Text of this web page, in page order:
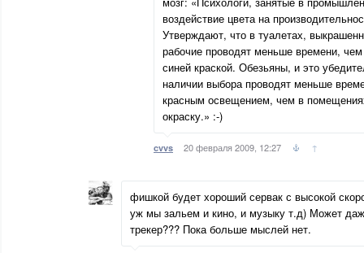
воздействие цвета на
Утверждают, что в туалетах,
рабочие проводят меньше времени,
синей краской. Обезьяны, и это
наличии выбора проводят меньше
красным освещением, чем в
окраску.» :-)
cvvs 20 февраля 2009, 12:27 ↑
фишкой будет хороший сервак с высокой
уж мы зальем и кино, и музыку т.д) Может
трекер??? Пока больше мыслей нет.